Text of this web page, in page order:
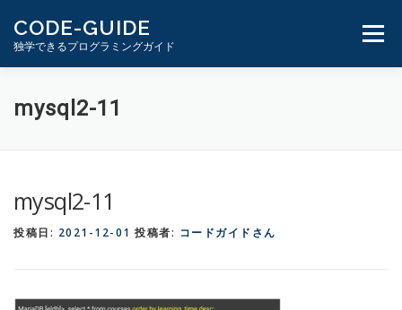
ン
CODE-GUIDE
独学できるプログラミングガイド
メニュ
１分動画とテキスト
mysql2-11
mysql2-11
投稿日: 2021-12-01 投稿者: コードガイドさん